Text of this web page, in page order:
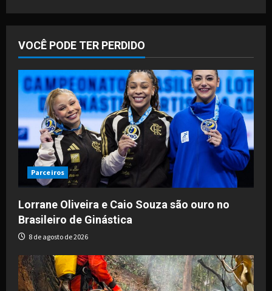
VOCÊ PODE TER PERDIDO
Parceiros
Lorrane Oliveira e Caio Souza são ouro no
Brasileiro de Ginástica
8 de agosto de 2026